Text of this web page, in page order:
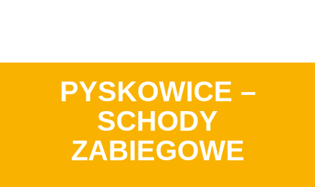
PYSKOWICE –
SCHODY
ZABIEGOWE